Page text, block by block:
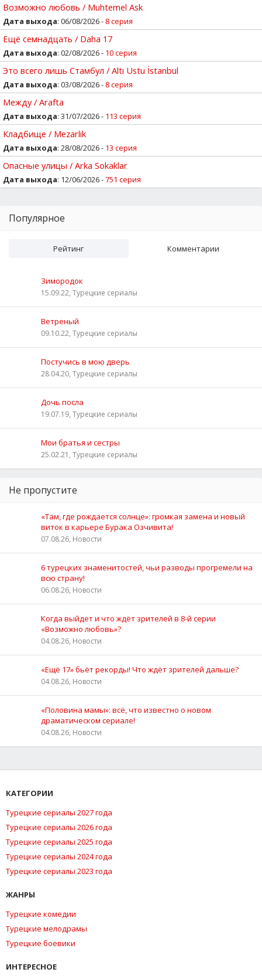
Возможно любовь / Muhtemel Ask
Дата выхода: 06/08/2026 - 8 серия
Ещё семнадцать / Daha 17
Дата выхода: 02/08/2026 - 10 серия
Это всего лишь Стамбул / Altı Ustu İstanbul
Дата выхода: 03/08/2026 - 8 серия
Между / Arafta
Дата выхода: 31/07/2026 - 113 серия
Кладбище / Mezarlik
Дата выхода: 28/08/2026 - 13 серия
Опасные улицы / Arka Sokaklar
Дата выхода: 12/06/2026 -751 серия
Популярное
Рейтинг Комментарии
Зимородок
15.09.22, Турецкие сериалы
Ветреный
09.10.22, Турецкие сериалы
Постучись в мою дверь
28.04.20, Турецкие сериалы
Дочь посла
19.07.19, Турецкие сериалы
Мои братья и сестры
25.02.21, Турецкие сериалы
Не пропустите
«Там, где рождается солнце»: громкая замена и новый
виток в карьере Бурака Озчивита!
07.08.26, Новости
6 турецких знаменитостей, чьи разводы прогремели на
всю страну!
06.08.26, Новости
Когда выйдет и что ждёт зрителей в 8-й серии
«Возможно любовь»?
04.08.26, Новости
«Ещё 17» бьёт рекорды! Что ждёт зрителей дальше?
04.08.26, Новости
«Половина мамы»: всё, что известно о новом
драматическом сериале!
04.08.26, Новости
КАТЕГОРИИ
Турецкие сериалы 2027 года
Турецкие сериалы 2026 года
Турецкие сериалы 2025 года
Турецкие сериалы 2024 года
Турецкие сериалы 2023 года
ЖАНРЫ
Турецкие комедии
Турецкие мелодрамы
Турецкие боевики
ИНТЕРЕСНОЕ